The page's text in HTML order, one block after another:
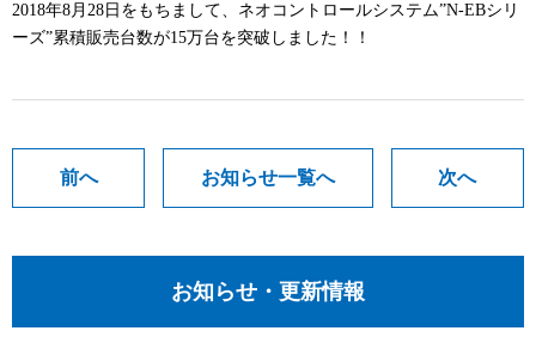
2018年8月28日をもちまして、ネオコントロールシステム”N-EBシリ
ーズ”累積販売台数が15万台を突破しました！！
前へ お知らせ一覧へ 次へ
お知らせ・更新情報